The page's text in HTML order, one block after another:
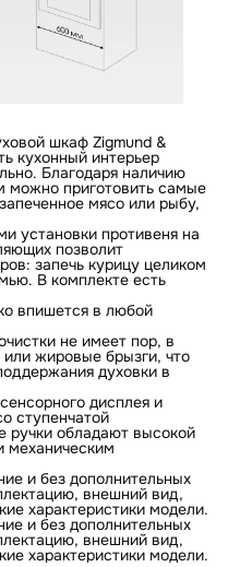
шкаф Zigmund &
кухонный интерьер
Благодаря наличию
можно приготовить самые
мясо или рыбу,
установки противеня на
позволит
запечь курицу целиком
В комплекте есть
впишется в любой
не имеет пор, в
жировые брызги, что
духовки в
дисплея и
ступенчатой
ручки обладают высокой
механическим
и без дополнительных
внешний вид,
характеристики модели.
и без дополнительных
внешний вид,
характеристики модели.